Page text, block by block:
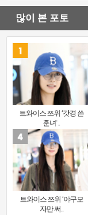
많이 본 포토
트와이스 쯔위 ‘갓경 쓴
훈녀’..
트와이스 쯔위 ‘야구모
자만 써..